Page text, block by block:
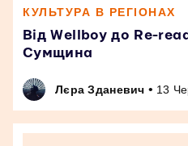
КУЛЬТУРА В РЕГІОНАХ
Від Wellboy до Re-
Сумщина
Лєра Зданевич • 13